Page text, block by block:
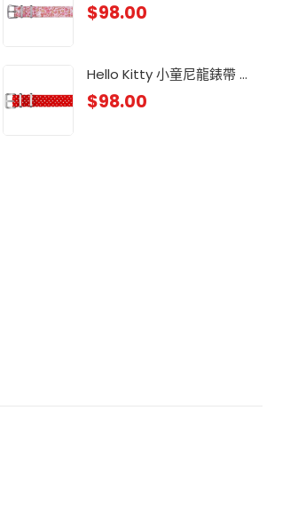
$98.00
Hello Kitty 小童尼龍錶帶 ...
$98.00